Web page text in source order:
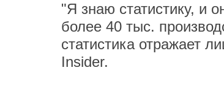
"Я знаю статистику, и
более 40 тыс.
статистика отражает
Insider.